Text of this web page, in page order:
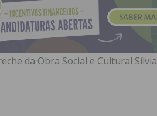
da Obra Social e Cultural Sílvia